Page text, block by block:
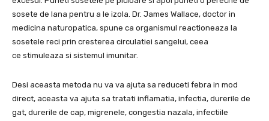
sosete de lana pentru a le izola. Dr. James Wallace, doctor in
medicina naturopatica, spune ca organismul reactioneaza la
sosetele reci prin cresterea circulatiei sangelui, ceea
ce stimuleaza si sistemul imunitar.
Desi aceasta metoda nu va va ajuta sa reduceti febra in mod
direct, aceasta va ajuta sa tratati inflamatia, infectia, durerile de
gat, durerile de cap, migrenele, congestia nazala, infectiile